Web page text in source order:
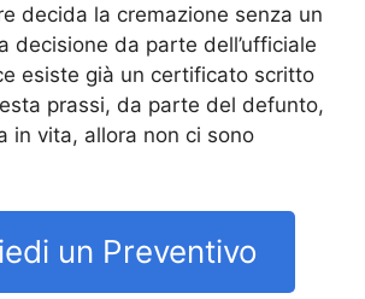
decida la cremazione senza un
decisione da parte dell’ufficiale
esiste già un certificato scritto
prassi, da parte del defunto,
in vita, allora non ci sono
un Preventivo